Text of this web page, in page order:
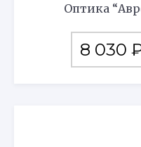
Оптика
8 030